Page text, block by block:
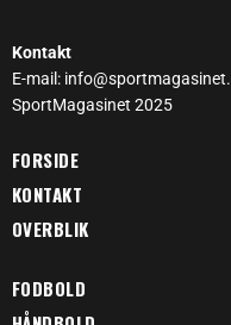
Kontakt
E-mail:
SportMagasinet 2025
FORSIDE
KONTAKT
OVERBLIK
FODBOLD